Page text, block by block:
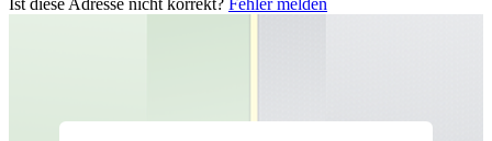
Ist diese Adresse nicht korrekt? Fehler melden